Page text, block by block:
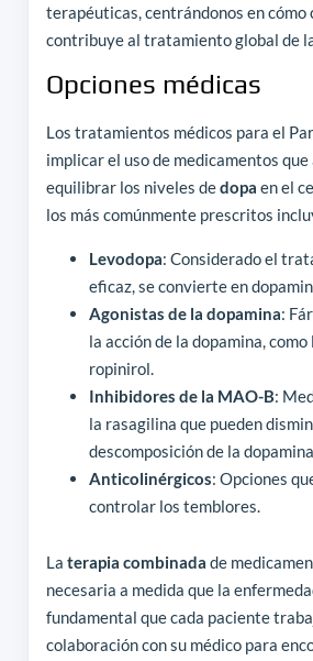
terapéuticas, centrándonos en cómo
contribuye al tratamiento global de
Opciones médicas
Los tratamientos médicos para el
implicar el uso de medicamentos que
equilibrar los niveles dedopa en el
los más comúnmente prescritos
Levodopa: Considerado el
eficaz, se convierte en
Agonistas de la dopamina:
la acción de la dopamina,
ropinirol.
Inhibidores de la MAO-B:
la rasagilina que pueden
descomposición de la
Anticolinérgicos: Opciones
controlar los temblores.
La terapia combinada de
necesaria a medida que la
fundamental que cada paciente
colaboración con su médico para